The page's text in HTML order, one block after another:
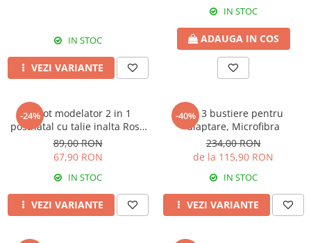
IN STOC
VEZI VARIANTE
IN STOC
ADAUGA IN COS
-24%
Chilot modelator 2 in 1
postnatal cu talie inalta Rose
Girl Black
89,00 RON
67,90 RON
IN STOC
VEZI VARIANTE
-40%
Set 3 bustiere pentru
alaptare, Microfibra
234,00 RON
de la 115,90 RON
IN STOC
VEZI VARIANTE